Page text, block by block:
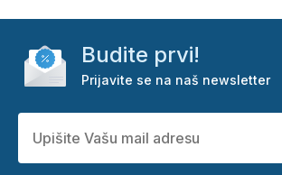
Budite prvi!
Prijavite se na naš newsletter